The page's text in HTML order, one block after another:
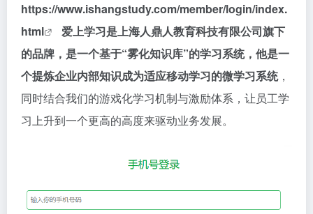
https://www.ishangstudy.com/member/login/index.
html
爱上学习是上海人鼎人教育科技有限公司旗下
的品牌，是一个基于“雾化知识库”的学习系统，他是一
个提炼企业内部知识成为适应移动学习的微学习系统，
同时结合我们的游戏化学习机制与激励体系，让员工学
习上升到一个更高的高度来驱动业务发展。